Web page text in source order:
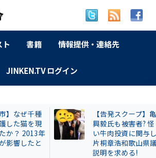
ト 書籍 情報提供・連絡先
JINKEN.TV ログイン
】なぜ千種
した猫を現
か？ 2013年
影響したと
【告発スクープ】
興毅氏も被害者?
い牛肉投資に関与
片桐章浩和歌山県
説明を求める!